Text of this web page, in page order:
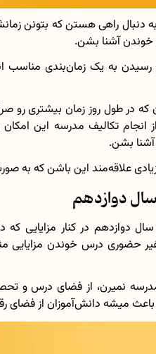
دنبال راهی هستن که بتونن
خوندن آشنا بشن.
رسیدن به یک زمان‌بندی
که در طول روز زمان بیشتری
انجام تکالیف مدرسه این
بشن.
علاقه‌مند این باشن که به
دوازدهم
در کنار مزایایی که
حضوری درس خوندن مزایایی
نمیرن، از فضای درس و
میشه دانش‌آموزان از فضای